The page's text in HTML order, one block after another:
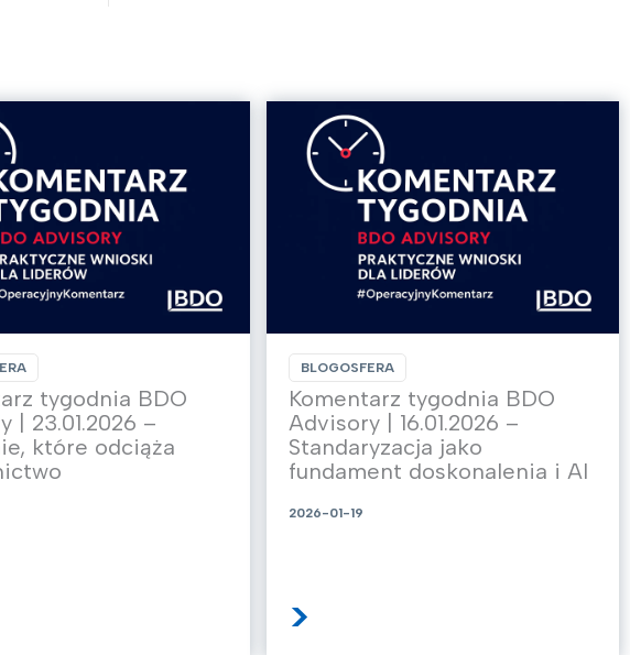
tygodnia BDO
| 23.01.2026 –
które odciąża
BLOGOSFERA
Komentarz tygodnia BDO
Advisory | 16.01.2026 –
Standaryzacja jako
fundament doskonalenia i AI
2026-01-19
>